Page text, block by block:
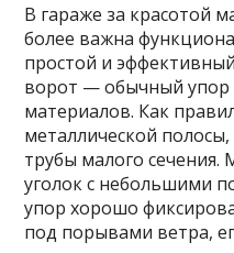
В гараже за красотой
более важна
простой и
ворот — обычный упор
материалов. Как
металлической
трубы малого сечения.
уголок с небольшими
упор хорошо
под порывами ветра,